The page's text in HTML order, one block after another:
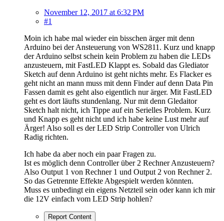
November 12, 2017 at 6:32 PM
#1
Moin ich habe mal wieder ein bisschen ärger mit denn
Arduino bei der Ansteuerung von WS2811. Kurz und knapp
der Arduino selbst schein kein Problem zu haben die LEDs
anzusteuern, mit FastLED Klappt es. Sobald das Glediator
Sketch auf denn Arduino ist geht nichts mehr. Es Flacker es
geht nicht an mann muss mit denn Finder auf denn Data Pin
Fassen damit es geht also eigentlich nur ärger. Mit FastLED
geht es dort läufts stundenlang. Nur mit denn Gledaitor
Sketch halt nicht, ich Tippe auf ein Serielles Problem. Kurz
und Knapp es geht nicht und ich habe keine Lust mehr auf
Ärger! Also soll es der LED Strip Controller von Ulrich
Radig richten.
Ich habe da aber noch ein paar Fragen zu.
Ist es möglich denn Controller über 2 Rechner Anzusteuern?
Also Output 1 von Rechner 1 und Output 2 von Rechner 2.
So das Getrennte Effekte Abgespielt werden könnten.
Muss es unbedingt ein eigens Netzteil sein oder kann ich mir
die 12V einfach vom LED Strip hohlen?
Report Content